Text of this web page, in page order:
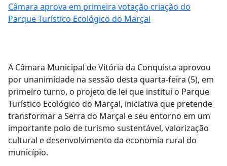
Câmara aprova em primeira votação criação do
Parque Turístico Ecológico do Marçal
A Câmara Municipal de Vitória da Conquista aprovou
por unanimidade na sessão desta quarta-feira (5), em
primeiro turno, o projeto de lei que institui o Parque
Turístico Ecológico do Marçal, iniciativa que pretende
transformar a Serra do Marçal e seu entorno em um
importante polo de turismo sustentável, valorização
cultural e desenvolvimento da economia rural do
município.